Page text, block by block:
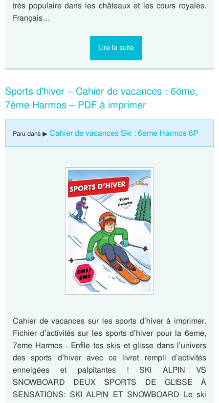
très populaire dans les châteaux et les cours royales.
Français…
Lire la suite
Sports d’hiver – Cahier de vacances : 6ème,
7ème Harmos – PDF à imprimer
Paru dans ▶ Cahier de vacances Ski : 6eme Harmos 6P
Cahier de vacances sur les sports d’hiver à imprimer.
Fichier d’activités sur les sports d’hiver pour la 6eme,
7eme Harmos . Enfile tes skis et glisse dans l’univers
des sports d’hiver avec ce livret rempli d’activités
enneigées et palpitantes ! SKI ALPIN VS
SNOWBOARD DEUX SPORTS DE GLISSE À
SENSATIONS: SKI ALPIN ET SNOWBOARD Le ski